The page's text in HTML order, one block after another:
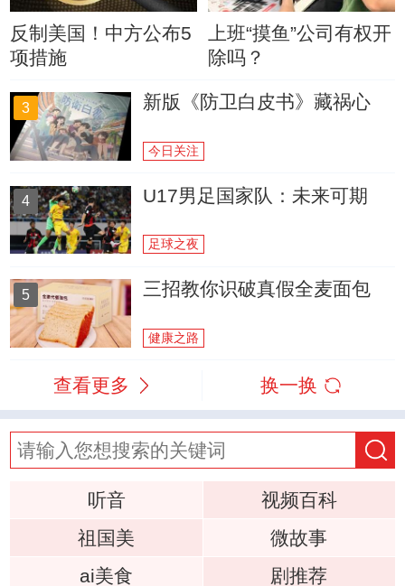
反制美国！中方公布5
项措施
上班“摸鱼”公司有权开
除吗？
3 新版《防卫白皮书》藏祸心
今日关注
4 U17男足国家队：未来可期
足球之夜
5 三招教你识破真假全麦面包
健康之路
查看更多 换一换
听音
视频百科
祖国美
微故事
ai美食
剧推荐